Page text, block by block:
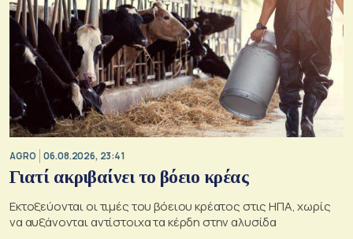
AGRO 06.08.2026, 23:41
Γιατί ακριβαίνει το βόειο κρέας
Εκτοξεύονται οι τιμές του βόειου κρέατος στις ΗΠΑ, χωρίς
να αυξάνονται αντίστοιχα τα κέρδη στην αλυσίδα